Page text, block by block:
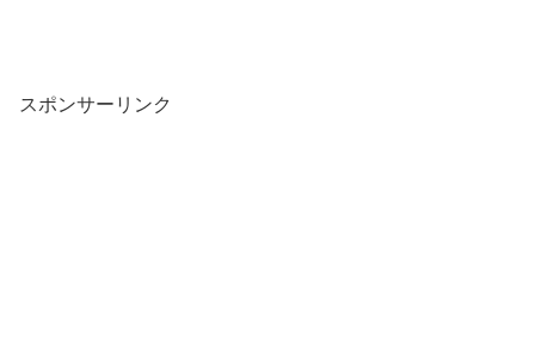
スポンサーリンク